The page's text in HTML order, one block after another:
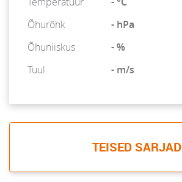
Õhurõhk
- hPa
Õhuniiskus
- %
Tuul
- m/s
TEISED SARJAD